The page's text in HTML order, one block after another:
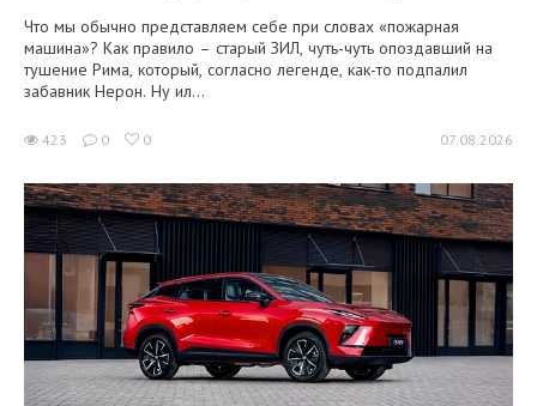
Что мы обычно представляем себе при словах «пожарная
машина»? Как правило – старый ЗИЛ, чуть-чуть опоздавший на
тушение Рима, который, согласно легенде, как-то подпалил
забавник Нерон. Ну ил...
423 0 0 07.08.2026